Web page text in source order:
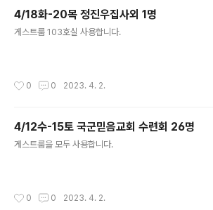
4/18화-20목 정진우집사외 1명
게스트룸 103호실 사용합니다.
0 0 2023. 4. 2.
4/12수-15토 국군믿음교회 수련회 26명
게스트룸을 모두 사용합니다.
0 0 2023. 4. 2.